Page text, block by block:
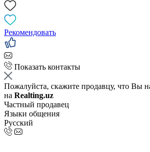
Рекомендовать
Показать контакты
Пожалуйста, скажите продавцу, что Вы
на Realting.uz
Частный продавец
Языки общения
Русский